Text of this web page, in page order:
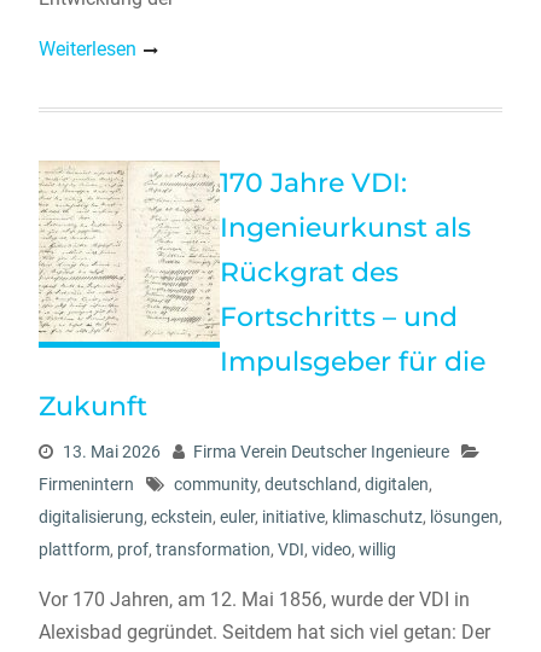
Weiterlesen
170 Jahre VDI:
Ingenieurkunst als
Rückgrat des
Fortschritts – und
Impulsgeber für die
Zukunft
13. Mai 2026
Firma Verein Deutscher Ingenieure
Firmenintern
community, deutschland, digitalen,
digitalisierung, eckstein, euler, initiative, klimaschutz, lösungen,
plattform, prof, transformation, VDI, video, willig
Vor 170 Jahren, am 12. Mai 1856, wurde der VDI in
Alexisbad gegründet. Seitdem hat sich viel getan: Der